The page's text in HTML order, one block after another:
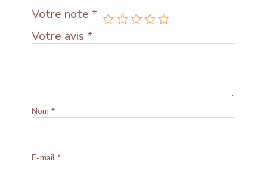
Votre note *
Votre avis *
Nom *
E-mail *